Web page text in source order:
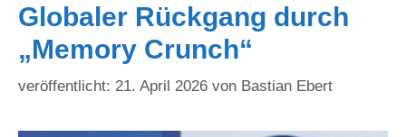
Globaler Rückgang durch
„Memory Crunch“
21. April 2026 von Bastian Ebert